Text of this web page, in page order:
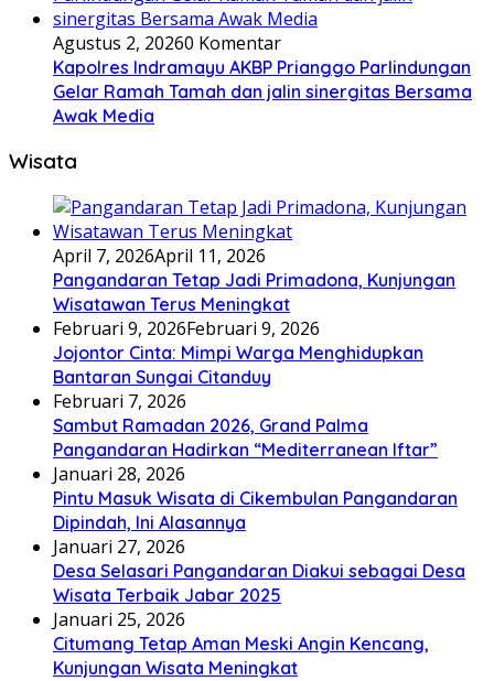
Agustus 2, 20260 Komentar
Kapolres Indramayu AKBP Prianggo Parlindungan
Gelar Ramah Tamah dan jalin sinergitas Bersama
Awak Media
Wisata
April 7, 2026April 11, 2026
Pangandaran Tetap Jadi Primadona, Kunjungan
Wisatawan Terus Meningkat
Februari 9, 2026Februari 9, 2026
Jojontor Cinta: Mimpi Warga Menghidupkan
Bantaran Sungai Citanduy
Februari 7, 2026
Sambut Ramadan 2026, Grand Palma
Pangandaran Hadirkan “Mediterranean Iftar”
Januari 28, 2026
Pintu Masuk Wisata di Cikembulan Pangandaran
Dipindah, Ini Alasannya
Januari 27, 2026
Desa Selasari Pangandaran Diakui sebagai Desa
Wisata Terbaik Jabar 2025
Januari 25, 2026
Citumang Tetap Aman Meski Angin Kencang,
Kunjungan Wisata Meningkat